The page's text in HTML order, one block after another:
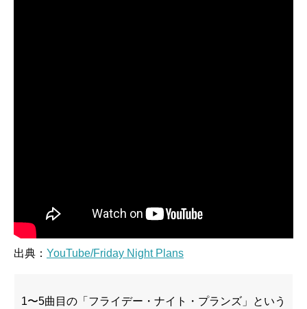
出典： YouTube/Friday Night Plans
1〜5曲目の「フライデー・ナイト・プランズ」という